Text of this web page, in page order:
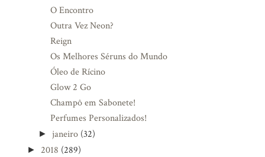
O Encontro
Outra Vez Neon?
Reign
Os Melhores Séruns do Mundo
Óleo de Rícino
Glow 2 Go
Champô em Sabonete!
Perfumes Personalizados!
► janeiro (32)
► 2018 (289)